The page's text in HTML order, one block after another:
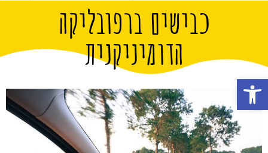
כבישים ברפובליקה
הדומיניקנית
פתח סרגל נגישות